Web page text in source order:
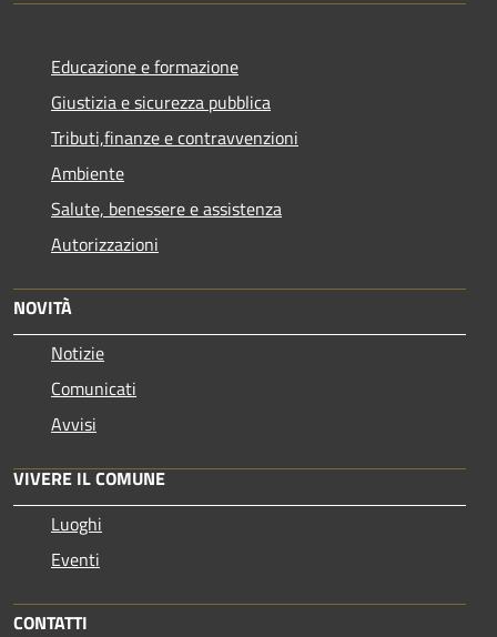
Educazione e formazione
Giustizia e sicurezza pubblica
Tributi,finanze e contravvenzioni
Ambiente
Salute, benessere e assistenza
Autorizzazioni
NOVITÀ
Notizie
Comunicati
Avvisi
VIVERE IL COMUNE
Luoghi
Eventi
CONTATTI